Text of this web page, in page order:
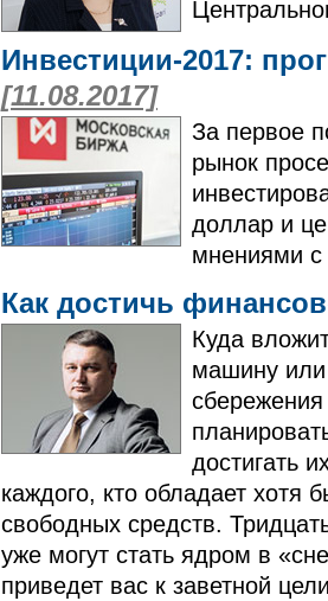
Инвестиции-2017:
[11.08.2017]
За первое
рынок
доллар и
мнениями с
Как достичь
Куда
машину или
сбережения
достигать
каждого, кто обладает хотя
свободных средств.
уже могут стать ядром в
приведет вас к заветной